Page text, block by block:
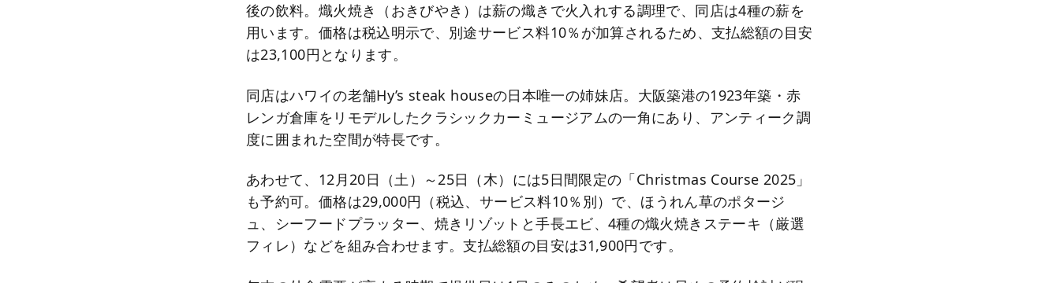
後の飲料。熾火焼き（おきびやき）は薪の熾きで火入れする調理で、同店は4種の薪を
用います。価格は税込明示で、別途サービス料10％が加算されるため、支払総額の目安
は23,100円となります。
同店はハワイの老舗Hy’s steak houseの日本唯一の姉妹店。大阪築港の1923年築・赤
レンガ倉庫をリモデルしたクラシックカーミュージアムの一角にあり、アンティーク調
度に囲まれた空間が特長です。
あわせて、12月20日（土）～25日（木）には5日間限定の「Christmas Course 2025」
も予約可。価格は29,000円（税込、サービス料10％別）で、ほうれん草のポタージ
ュ、シーフードプラッター、焼きリゾットと手長エビ、4種の熾火焼きステーキ（厳選
フィレ）などを組み合わせます。支払総額の目安は31,900円です。